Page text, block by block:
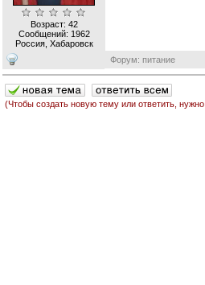
Возраст: 42
Сообщений: 1962
Россия, Хабаровск
Форум: питание
(Чтобы создать новую тему или ответить, нужно